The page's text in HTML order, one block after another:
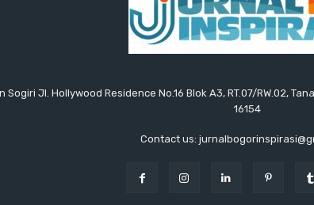
Sogiri Jl. Hollywood Residence No.16 Blok A3, RT.07/RW.02,
16154
Contact us: